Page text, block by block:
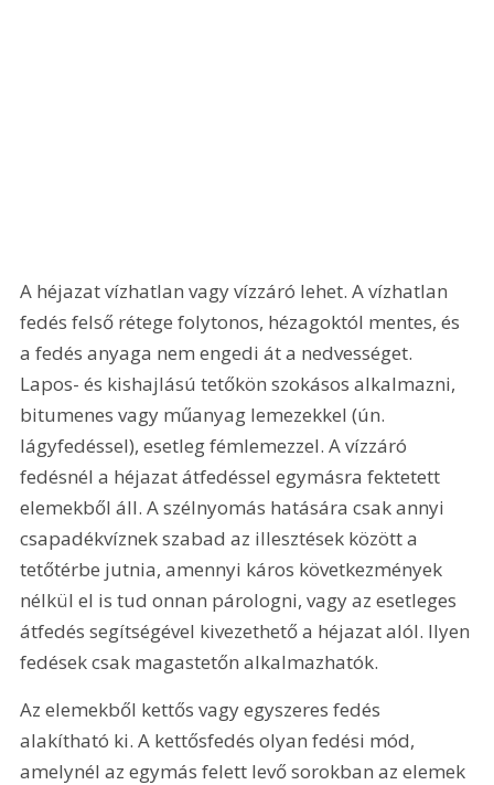
A héjazat vízhatlan vagy vízzáró lehet. A vízhatlan
fedés felső rétege folytonos, hézagoktól mentes, és
a fedés anyaga nem engedi át a nedvességet.
Lapos- és kishajlású tetőkön szokásos alkalmazni,
bitumenes vagy műanyag lemezekkel (ún.
lágyfedéssel), esetleg fémlemezzel. A vízzáró
fedésnél a héjazat átfedéssel egymásra fektetett
elemekből áll. A szélnyomás hatására csak annyi
csapadékvíznek szabad az illesztések között a
tetőtérbe jutnia, amennyi káros következmények
nélkül el is tud onnan párologni, vagy az esetleges
átfedés segítségével kivezethető a héjazat alól. Ilyen
fedések csak magastetőn alkalmazhatók.
Az elemekből kettős vagy egyszeres fedés
alakítható ki. A kettősfedés olyan fedési mód,
amelynél az egymás felett levő sorokban az elemek